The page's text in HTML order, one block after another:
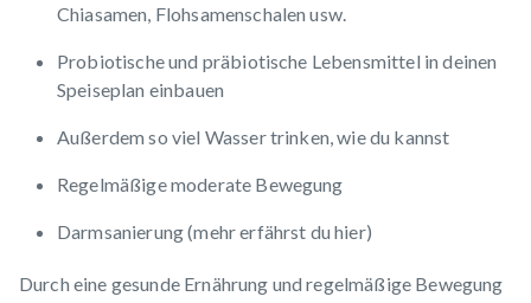
Chiasamen, Flohsamenschalen usw.
Probiotische und präbiotische Lebensmittel in deinen
Speiseplan einbauen
Außerdem so viel Wasser trinken, wie du kannst
Regelmäßige moderate Bewegung
Darmsanierung (mehr erfährst du hier)
Durch eine gesunde Ernährung und regelmäßige Bewegung